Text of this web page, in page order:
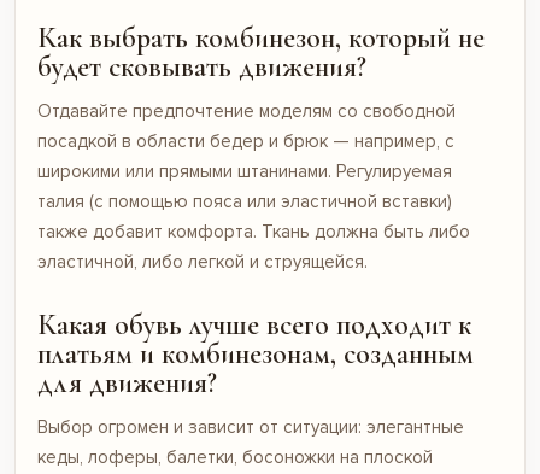
Как выбрать комбинезон, который не
будет сковывать движения?
Отдавайте предпочтение моделям со свободной
посадкой в области бедер и брюк — например, с
широкими или прямыми штанинами. Регулируемая
талия (с помощью пояса или эластичной вставки)
также добавит комфорта. Ткань должна быть либо
эластичной, либо легкой и струящейся.
Какая обувь лучше всего подходит к
платьям и комбинезонам, созданным
для движения?
Выбор огромен и зависит от ситуации: элегантные
кеды, лоферы, балетки, босоножки на плоской